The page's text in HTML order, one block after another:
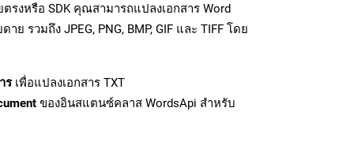
ตรงหรือ SDK คุณสามารถแปลงเอกสาร Word
ย รวมถึง JPEG, PNG, BMP, GIF และ TIFF โดย
รเพื่อแปลงเอกสาร TXT
ของอินสแตนซ์คลาส WordsApi สำหรับ